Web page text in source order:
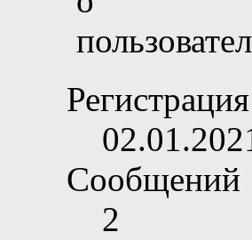
Регистрация
Сообщений
2